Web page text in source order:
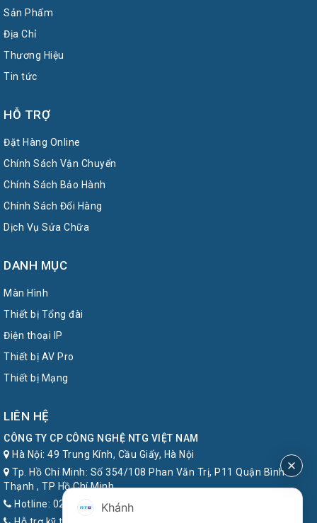
Sản Phẩm
Địa Chỉ
Thương Hiệu
Tin tức
HỖ TRỢ
Đặt Hàng Online
Chính Sách Vận Chuyển
Chính Sách Bảo Hành
Chính Sách Đổi Hàng
Dịch Vụ Sửa Chữa
DANH MỤC
Màn Hình
Thiết bị Tổng đài
Điện thoại IP
Thiết bị AV Pro
Thiết bị Mạng
LIÊN HỆ
CÔNG TY CP CÔNG NGHỆ NTG VIỆT NAM
Hà Nội: 49 Trung Kính, Cầu Giấy, Hà Nội
Tp. Hồ Chí Minh: Số 354/108 Phan Văn Trị, P11 Quận Bình
Thạnh , TP Hồ Chí Minh
Hotline: 024.7777.8899
Khánh